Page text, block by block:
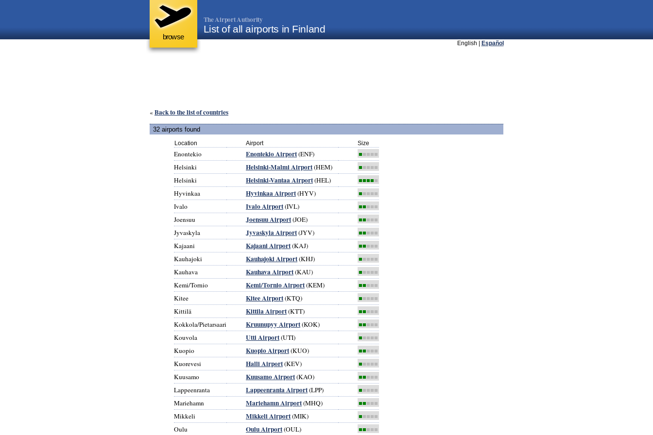
browse
The Airport Authority
List of all airports in Finland
English | Español
« Back to the list of countries
32 airports found
Location Airport Size
Enontekio Enontekio Airport(ENF) ■■■■■
Helsinki Helsinki-Malmi Airport(HEM) ■■■■■
Helsinki Helsinki-Vantaa Airport(HEL) ■■■■■
Hyvinkaa Hyvinkaa Airport(HYV) ■■■■■
Ivalo Ivalo Airport(IVL) ■■■■■
Joensuu Joensuu Airport(JOE) ■■■■■
Jyvaskyla Jyvaskyla Airport(JYV) ■■■■■
Kajaani Kajaani Airport(KAJ) ■■■■■
Kauhajoki Kauhajoki Airport(KHJ) ■■■■■
Kauhava Kauhava Airport(KAU) ■■■■■
Kemi/Tornio Kemi/Tornio Airport(KEM) ■■■■■
Kitee Kitee Airport(KTQ) ■■■■■
Kittilä Kittila Airport(KTT) ■■■■■
Kokkola/Pietarsaari Kruunupyy Airport(KOK) ■■■■■
Kouvola Utti Airport(UTI) ■■■■■
Kuopio Kuopio Airport(KUO) ■■■■■
Kuorevesi Halli Airport(KEV) ■■■■■
Kuusamo Kuusamo Airport(KAO) ■■■■■
Lappeenranta Lappeenranta Airport(LPP) ■■■■■
Mariehamn Mariehamn Airport(MHQ) ■■■■■
Mikkeli Mikkeli Airport(MIK) ■■■■■
Oulu Oulu Airport(OUL) ■■■■■